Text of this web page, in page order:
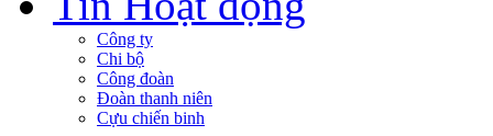
Công ty
Chi bộ
Công đoàn
Đoàn thanh niên
Cựu chiến binh